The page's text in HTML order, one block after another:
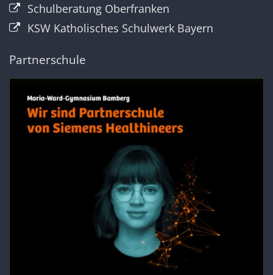
Schulberatung Oberfranken
KSW Katholisches Schulwerk Bayern
Partnerschule